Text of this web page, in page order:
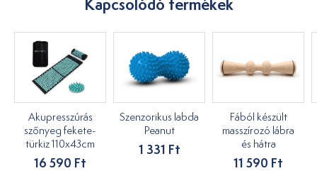
Kapcsolódó termékek
Akupresszúrás
szőnyeg fekete-
türkiz 110x43cm
16 590 Ft
Szenzorikus labda
Peanut
1 331 Ft
Fából készült
masszírozó lábra
és hátra
11 590 Ft